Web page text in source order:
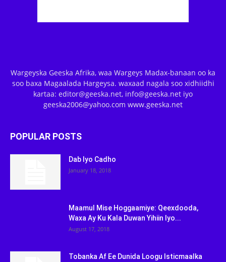
Wargeyska Geeska Afrika, waa Wargeys Madax-banaan oo ka
soo baxa Magaalada Hargeysa. waxaad nagala soo xidhiidhi
kartaa: editor@geeska.net, info@geeska.net iyo
geeska2006@yahoo.com www.geeska.net
POPULAR POSTS
Dab Iyo Cadho
January 18, 2018
Maamul Mise Hoggaamiye: Qeexdooda,
Waxa Ay Ku Kala Duwan Yihiin Iyo...
August 17, 2018
Tobanka Af Ee Dunida Loogu Isticmaalka